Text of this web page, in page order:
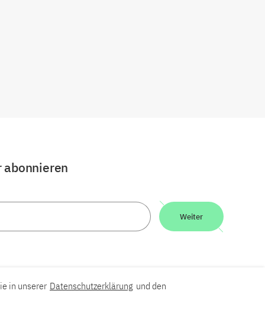
Weiter
in unserer Datenschutzerklärung und den